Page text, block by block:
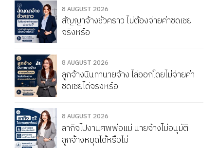
8 AUGUST 2026
สัญญาจ้างชั่วคราว ไม่ต้องจ่ายค่าชดเชย
จริงหรือ
8 AUGUST 2026
ลูกจ้างนินทานายจ้าง ไล่ออกโดยไม่จ่ายค่า
ชดเชยได้จริงหรือ
8 AUGUST 2026
ลากิจไปงานศพพ่อแม่ นายจ้างไม่อนุมัติ
ลูกจ้างหยุดได้หรือไม่